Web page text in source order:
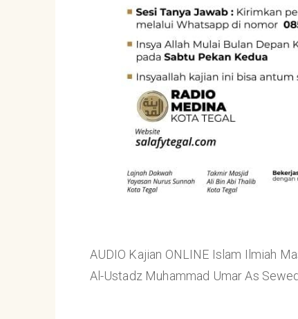
AUDIO Kajian ONLINE Islam Ilmiah
Al-Ustadz Muhammad Umar As